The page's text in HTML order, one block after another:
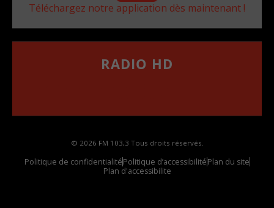
Téléchargez notre application dès maintenant !
RADIO HD
© 2026 FM 103,3 Tous droits réservés.
Politique de confidentialitéPolitique d’accessibilitéPlan du site
Plan d'accessibilite